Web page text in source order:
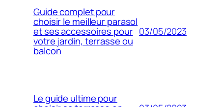
Guide complet pour
choisir le meilleur parasol
et ses accessoires pour
votre jardin, terrasse ou
balcon
03/05/2023
Le guide ultime pour